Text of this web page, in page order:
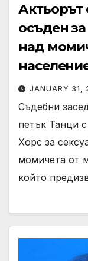
Актьорът
осъден
над
JANUARY 31,
Съдебни
петък Танци
Хорс за
момичета от
който